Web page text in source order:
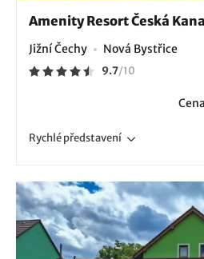
Amenity Resort Česká
Jižní Čechy Nová Bystřice
9.7/10
Rychlépředstavení